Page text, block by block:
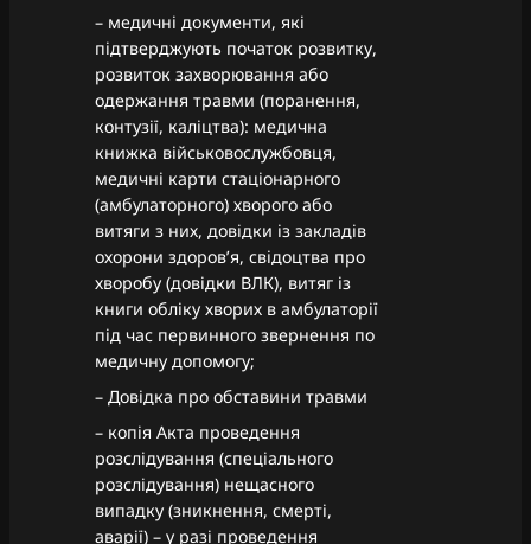
– медичні документи, які
підтверджують початок розвитку,
розвиток захворювання або
одержання травми (поранення,
контузії, каліцтва): медична
книжка військовослужбовця,
медичні карти стаціонарного
(амбулаторного) хворого або
витяги з них, довідки із закладів
охорони здоров’я, свідоцтва про
хворобу (довідки ВЛК), витяг із
книги обліку хворих в амбулаторії
під час первинного звернення по
медичну допомогу;
– Довідка про обставини травми
– копія Акта проведення
розслідування (спеціального
розслідування) нещасного
випадку (зникнення, смерті,
аварії) – у разі проведення